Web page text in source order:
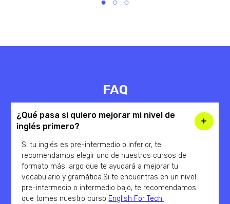
FAQ
¿Qué pasa si quiero mejorar mi nivel de
inglés primero?
Si tu inglés es pre-intermedio o inferior, te
recomendamos elegir uno de nuestros cursos de
formato más largo que te ayudará a mejorar tu
vocabulario y gramática.Si te encuentras en un nivel
pre-intermedio o intermedio bajo, te recomendamos
que tomes nuestro curso English For Tech.